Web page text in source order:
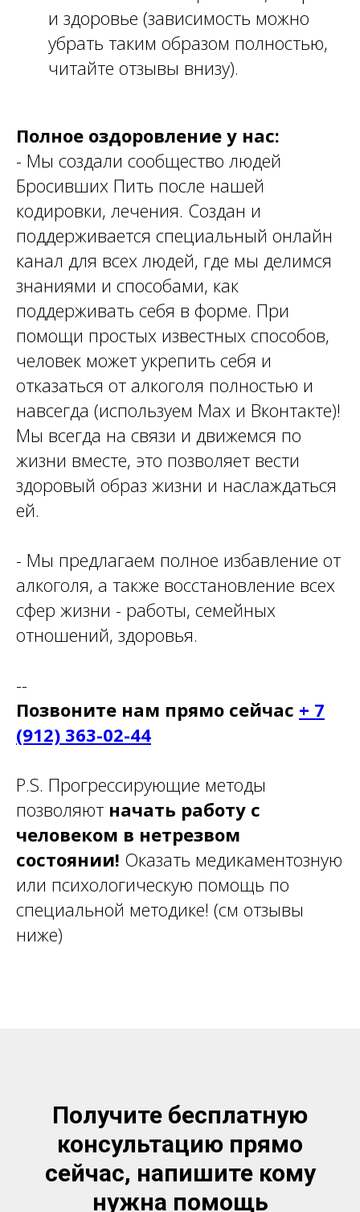
и здоровье (зависимость можно
убрать таким образом полностью,
читайте отзывы внизу).
Полное оздоровление у нас:
- Мы создали сообщество людей
Бросивших Пить после нашей
кодировки, лечения. Создан и
поддерживается специальный онлайн
канал для всех людей, где мы делимся
знаниями и способами, как
поддерживать себя в форме. При
помощи простых известных способов,
человек может укрепить себя и
отказаться от алкоголя полностью и
навсегда (используем Мах и Вконтакте)!
Мы всегда на связи и движемся по
жизни вместе, это позволяет вести
здоровый образ жизни и наслаждаться
ей.
- Мы предлагаем полное избавление от
алкоголя, а также восстановление всех
сфер жизни - работы, семейных
отношений, здоровья.
--
Позвоните нам прямо сейчас + 7
(912) 363-02-44
P.S. Прогрессирующие методы
позволяют начать работу с
человеком в нетрезвом
состоянии! Оказать медикаментозную
или психологическую помощь по
специальной методике! (см отзывы
ниже)
Получите бесплатную
консультацию прямо
сейчас, напишите кому
нужна помощь